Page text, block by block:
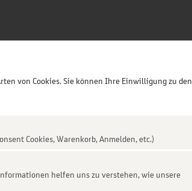
von Cookies. Sie können Ihre Einwilligung zu den
Cookies, Warenkorb, Anmelden, etc.)
helfen uns zu verstehen, wie unsere